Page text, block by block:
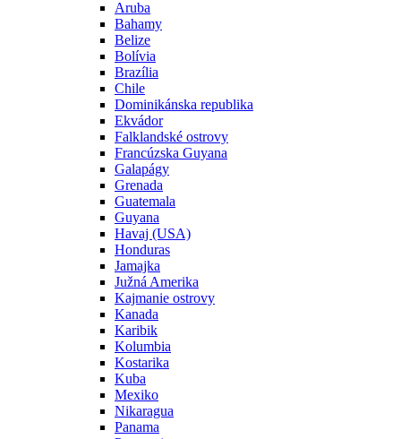
Aruba
Bahamy
Belize
Bolívia
Brazília
Chile
Dominikánska republika
Ekvádor
Falklandské ostrovy
Francúzska Guyana
Galapágy
Grenada
Guatemala
Guyana
Havaj (USA)
Honduras
Jamajka
Južná Amerika
Kajmanie ostrovy
Kanada
Karibik
Kolumbia
Kostarika
Kuba
Mexiko
Nikaragua
Panama